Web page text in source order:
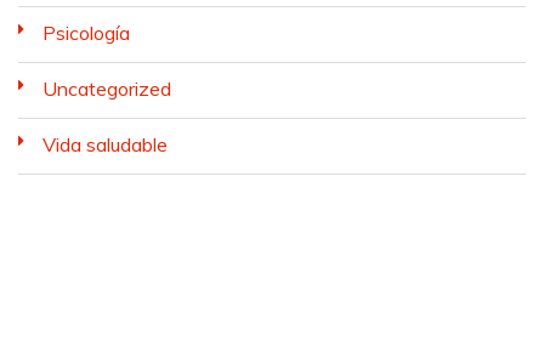
Psicología
Uncategorized
Vida saludable